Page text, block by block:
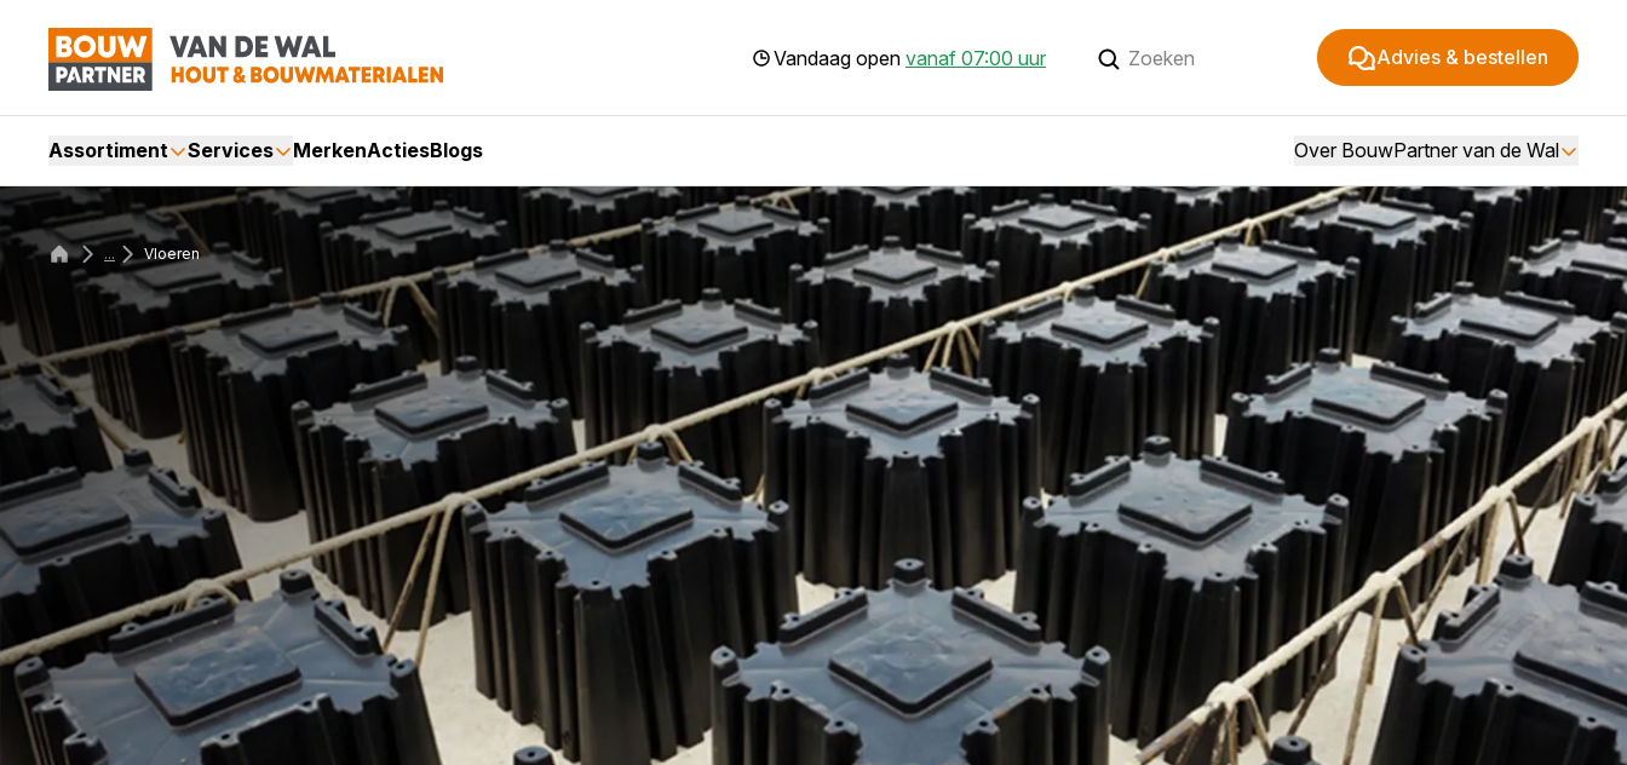
Vandaag open vanaf 07:00 uur Advies & bestellen
Assortiment Services MerkenActiesBlogs Over BouwPartner van de Wal
... Vloeren